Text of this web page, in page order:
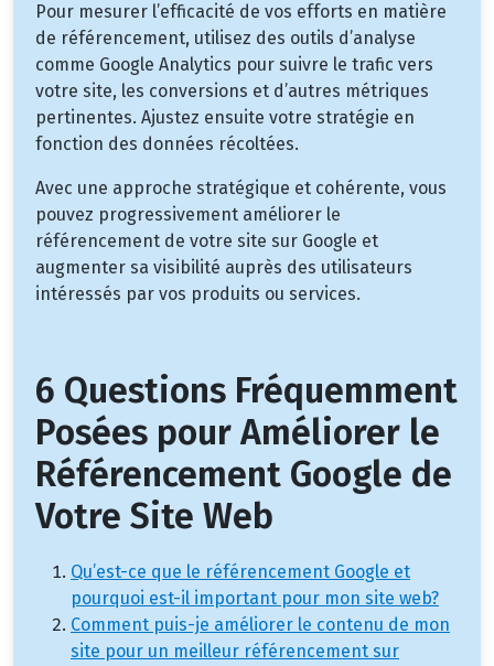
Pour mesurer l’efficacité de vos efforts en matière
de référencement, utilisez des outils d’analyse
comme Google Analytics pour suivre le trafic vers
votre site, les conversions et d’autres métriques
pertinentes. Ajustez ensuite votre stratégie en
fonction des données récoltées.
Avec une approche stratégique et cohérente, vous
pouvez progressivement améliorer le
référencement de votre site sur Google et
augmenter sa visibilité auprès des utilisateurs
intéressés par vos produits ou services.
6 Questions Fréquemment
Posées pour Améliorer le
Référencement Google de
Votre Site Web
Qu’est-ce que le référencement Google et
pourquoi est-il important pour mon site web?
Comment puis-je améliorer le contenu de mon
site pour un meilleur référencement sur